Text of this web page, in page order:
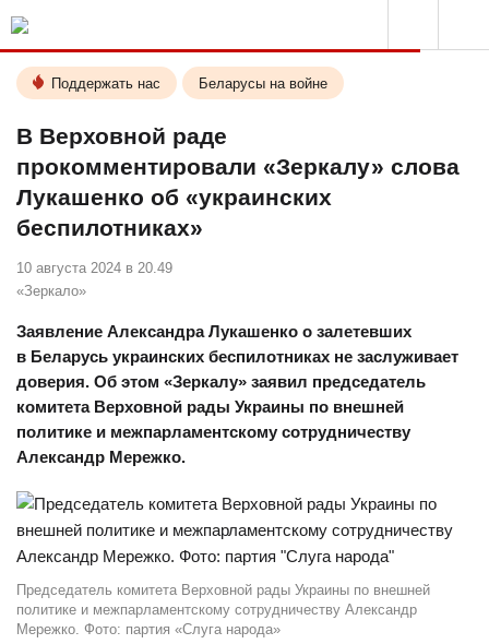
Поддержать нас Беларусы на войне
В Верховной раде
прокомментировали «Зеркалу» слова
Лукашенко об «украинских
беспилотниках»
10 августа 2024 в 20.49
«Зеркало»
Заявление Александра Лукашенко о залетевших
в Беларусь украинских беспилотниках не заслуживает
доверия. Об этом «Зеркалу» заявил председатель
комитета Верховной рады Украины по внешней
политике и межпарламентскому сотрудничеству
Александр Мережко.
Председатель комитета Верховной рады Украины по внешней
политике и межпарламентскому сотрудничеству Александр
Мережко. Фото: партия «Слуга народа»